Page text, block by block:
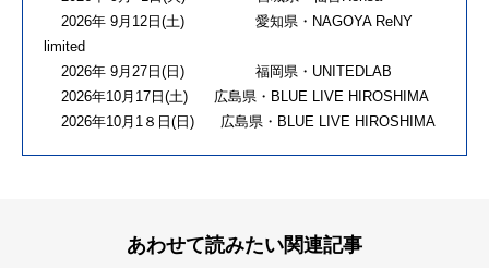
2026年 9月12日(土) 愛知県・NAGOYA ReNY
limited
2026年 9月27日(日) 福岡県・UNITEDLAB
2026年10月17日(土) 広島県・BLUE LIVE HIROSHIMA
2026年10月1８日(日) 広島県・BLUE LIVE HIROSHIMA
あわせて読みたい関連記事